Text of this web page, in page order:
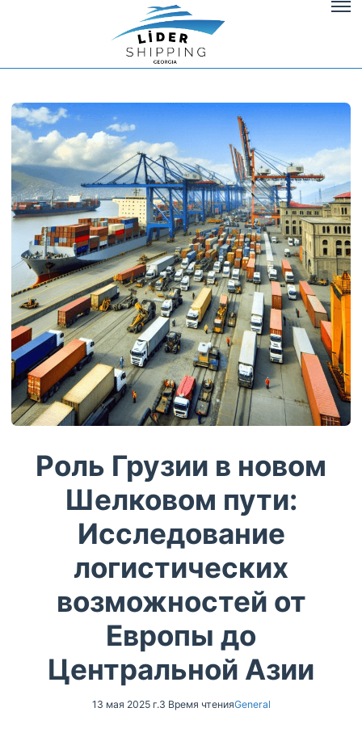
Роль Грузии в новом
Шелковом пути:
Исследование
логистических
возможностей от
Европы до
Центральной Азии
13 мая 2025 г.3 Время чтенияGeneral